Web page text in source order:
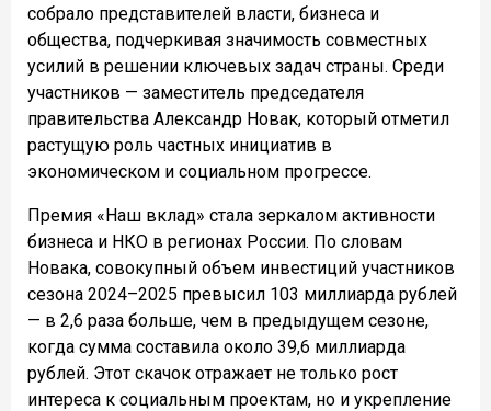
собрало представителей власти, бизнеса и
общества, подчеркивая значимость совместных
усилий в решении ключевых задач страны. Среди
участников — заместитель председателя
правительства Александр Новак, который отметил
растущую роль частных инициатив в
экономическом и социальном прогрессе.
Премия «Наш вклад» стала зеркалом активности
бизнеса и НКО в регионах России. По словам
Новака, совокупный объем инвестиций участников
сезона 2024–2025 превысил 103 миллиарда рублей
— в 2,6 раза больше, чем в предыдущем сезоне,
когда сумма составила около 39,6 миллиарда
рублей. Этот скачок отражает не только рост
интереса к социальным проектам, но и укрепление